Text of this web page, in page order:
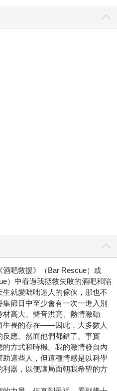
吧救援》（Bar Rescue）或
）中看過我拯救失敗的酒吧和陷
就愛咄咄逼人的傢伙，那也不
節目中至少會有一次一進入別
高大、聲音洪亮、熱情激動
畏的存在——因此，大多數人
應。然而他們都錯了。事實
的方式和時機。我的激情發自內
這些人，但這種情感是以科學
器，以便讓局面朝我希望的方